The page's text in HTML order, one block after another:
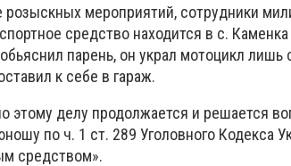
розыскных мероприятий, сотрудники
средство находится в с.
парень, он украл мотоцикл лишь
к себе в гараж.
этому делу продолжается и решается
по ч. 1 ст. 289 Уголовного Кодекса
средством».